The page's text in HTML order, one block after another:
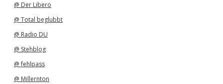
@ Der Libero
@ Total beglubbt
@ Radio DU
@ Stehblog
@ fehlpass
@ Millernton